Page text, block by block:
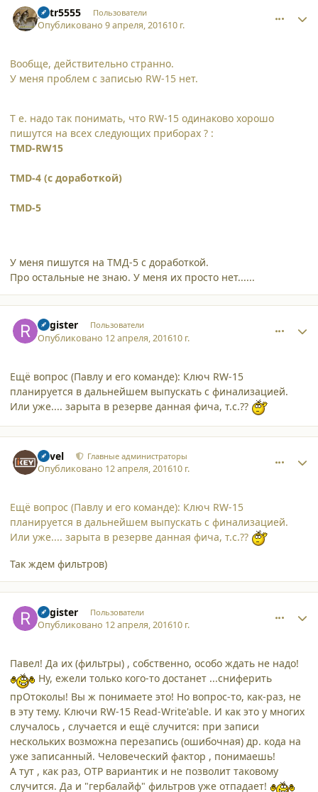
petr5555 Пользователи
Опубликовано9 апреля, 201610 г.
Вообще, действительно странно.
У меня проблем с записью RW-15 нет.
Т е. надо так понимать, что RW-15 одинаково хорошо
пишутся на всех следующих приборах ? :
TMD-RW15
TMD-4 (с доработкой)
TMD-5
У меня пишутся на ТМД-5 с доработкой.
Про остальные не знаю. У меня их просто нет......
Register Пользователи
Опубликовано 12 апреля, 201610 г.
Ещё вопрос (Павлу и его команде): Ключ RW-15
планируется в дальнейшем выпускать с финализацией.
Или уже.... зарыта в резерве данная фича, т.с.??
Pavel Главные администраторы
Опубликовано 12 апреля, 201610 г.
Ещё вопрос (Павлу и его команде): Ключ RW-15
планируется в дальнейшем выпускать с финализацией.
Или уже.... зарыта в резерве данная фича, т.с.??
Так ждем фильтров)
Register Пользователи
Опубликовано 12 апреля, 201610 г.
Павел! Да их (фильтры) , собственно, особо ждать не надо!
Ну, ежели только кого-то достанет ...сниферить
прОтоколы! Вы ж понимаете это! Но вопрос-то, как-раз, не
в эту тему. Ключи RW-15 Read-Write'able. И как это у многих
случалось , случается и ещё случится: при записи
нескольких возможна перезапись (ошибочная) др. кода на
уже записанный. Человеческий фактор , понимаешь!
А тут , как раз, OTP вариантик и не позволит таковому
случится. Да и "гербалайф" фильтров уже отпадает!